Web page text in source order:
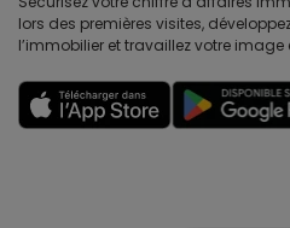
lors des premières visites,
l’immobilier et travaillez votre image